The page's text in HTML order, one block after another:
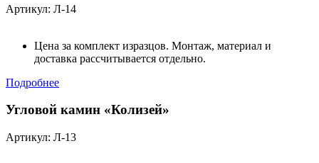
Артикул: Л-14
Цена за комплект изразцов. Монтаж, материал и
доставка рассчитывается отдельно.
Подробнее
Угловой камин «Колизей»
Артикул: Л-13